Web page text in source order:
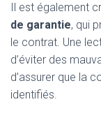
Il est également
de garantie, qui
le contrat. Une
d’éviter des
d’assurer que la
identifiés.